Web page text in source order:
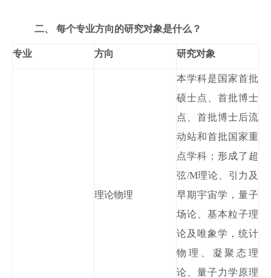
二、 每个专业方向的研究对象是什么？
专业 方向 研究对象
理论物理
本学科是国家首批
硕士点、首批博士
点、首批博士后流
动站和首批国家重
点学科；形成了超
弦/M理论、引力及
早期宇宙学 ， 量子
场论、基本粒子理
论及唯象学，统计
物理、凝聚态理
论、量子力学原理